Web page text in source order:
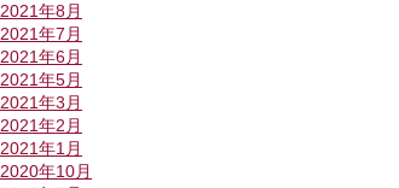
2021年8月
2021年7月
2021年6月
2021年5月
2021年3月
2021年2月
2021年1月
2020年10月